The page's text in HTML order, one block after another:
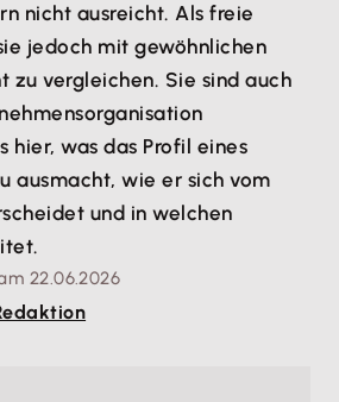
nicht ausreicht. Als freie
jedoch mit gewöhnlichen
zu vergleichen. Sie sind auch
hier, was das Profil eines
ausmacht, wie er sich vom
und in welchen
22.06.2026